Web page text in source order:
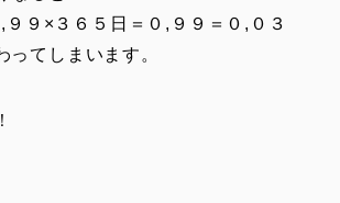
９９×３６５日＝０,９９＝０,０３
ってしまいます。